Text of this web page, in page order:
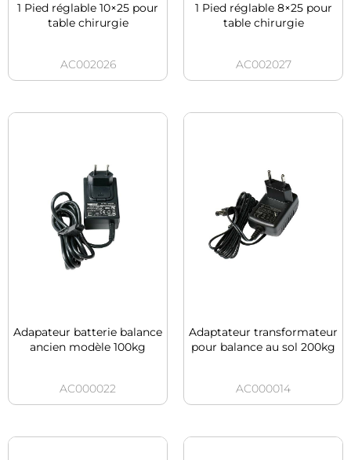
1 Pied réglable 10×25 pour
table chirurgie
AC002026
1 Pied réglable 8×25 pour
table chirurgie
AC002027
Adapateur batterie balance
ancien modèle 100kg
AC000022
Adaptateur transformateur
pour balance au sol 200kg
AC000014